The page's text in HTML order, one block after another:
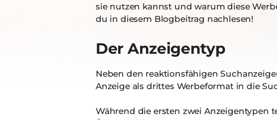
sie nutzen kannst und warum diese
du in diesem Blogbeitrag nachlesen!
Der Anzeigentyp
Neben den reaktionsfähigen
Anzeige als drittes Werbeformat in die
Während die ersten zwei Anzeigentypen